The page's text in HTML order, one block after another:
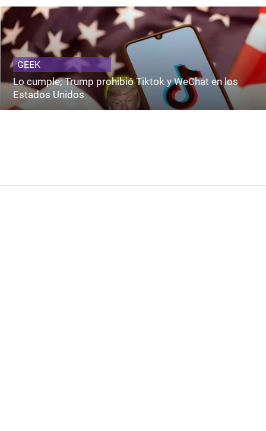
GEEK
Lo cumple; Trump prohibió Tiktok y WeChat en los
Estados Unidos